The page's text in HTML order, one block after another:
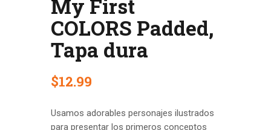
My First
COLORS Padded,
Tapa dura
$12.99
Usamos adorables personajes ilustrados
para presentar los primeros conceptos